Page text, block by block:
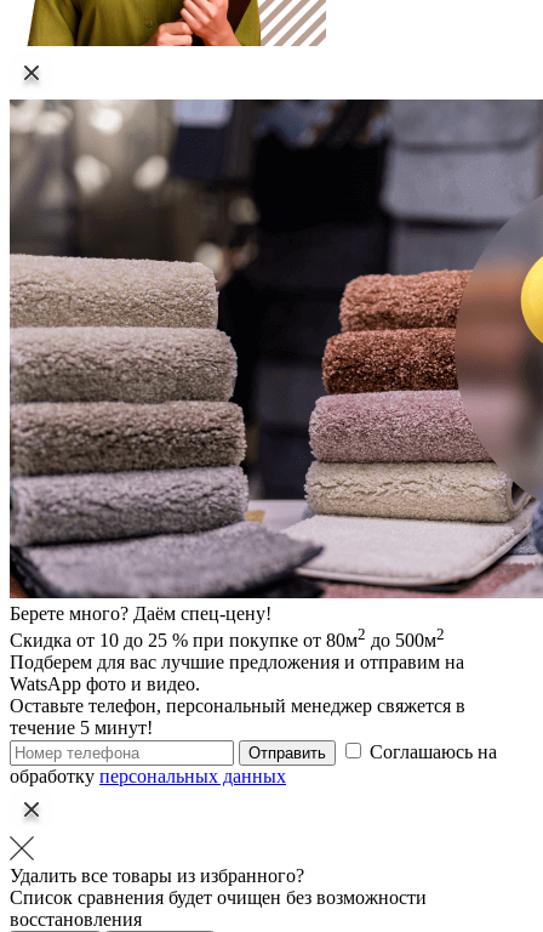
Берете много? Даём спец-цену!
Скидка от 10 до 25 % при покупке от 80м2 до 500м2
Подберем для вас лучшие предложения и отправим на
WatsApp фото и видео.
Оставьте телефон, персональный менеджер свяжется в
течение 5 минут!
Отправить
Соглашаюсь на
обработку персональных данных
Удалить все товары из избранного?
Список сравнения будет очищен без возможности
восстановления